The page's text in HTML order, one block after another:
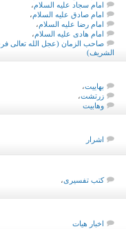
امام سجاد علیه السلام،
امام صادق علیه السلام،
امام رضا علیه السلام،
امام هادی علیه السلام،
صاحب الزمان (عجل الله تعالی
الشریف)
بهاییت،
زرتشت،
وهابیت
اشرار
کتب تفسیری،
اخبار هیات